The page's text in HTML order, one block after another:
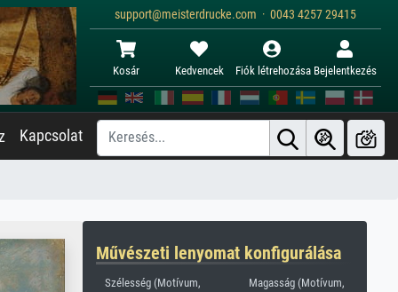
support@meisterdrucke.com · 0043 4257 29415
Kosár Kedvencek Fiók létrehozása Bejelentkezés
Kapcsolat
Művészeti lenyomat konfigurálása
Szélesség (Motívum,
Magasság (Motívum,